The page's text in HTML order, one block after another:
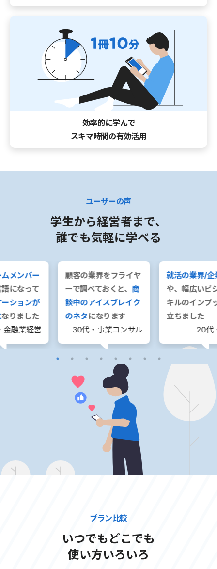
効率的に学んで
スキマ時間の有効活用
ユーザーの声
学生から経営者まで、
誰でも気軽に学べる
メンバー
になって
ションが
なりました
金融業経営
顧客の業界をフライヤ
ーで調べておくと、 商
談中のアイスブレイク
のネタになります
30代・事業コンサル
就活の業界/企
や、幅広いビ
キルのインプ
立ちました
20代
プラン比較
いつでもどこでも
使い方いろいろ